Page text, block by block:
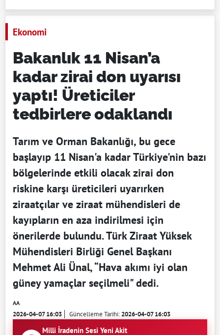
Ekonomi
Bakanlık 11 Nisan’a
kadar zirai don uyarısı
yaptı! Üreticiler
tedbirlere odaklandı
Tarım ve Orman Bakanlığı, bu gece
başlayıp 11 Nisan'a kadar Türkiye'nin bazı
bölgelerinde etkili olacak zirai don
riskine karşı üreticileri uyarırken
ziraatçılar ve ziraat mühendisleri de
kayıpların en aza indirilmesi için
önerilerde bulundu. Türk Ziraat Yüksek
Mühendisleri Birliği Genel Başkanı
Mehmet Ali Ünal, “Hava akımı iyi olan
güney yamaçlar seçilmeli" dedi.
AA
2026-04-07 16:03 Güncelleme Tarihi:2026-04-07 16:03
Milli İradenin Sesi Yeni Akit